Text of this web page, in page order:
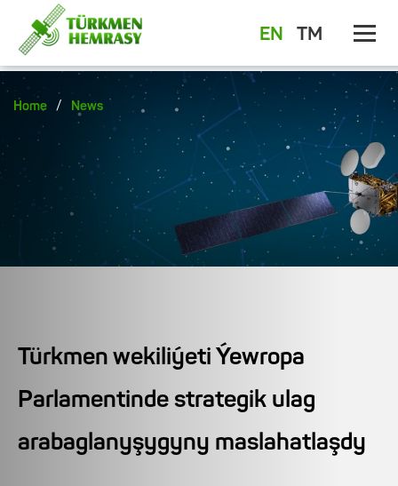
EN TM
Home / News
Türkmen wekiliýeti Ýewropa
Parlamentinde strategik ulag
arabaglanyşygyny maslahatlaşdy